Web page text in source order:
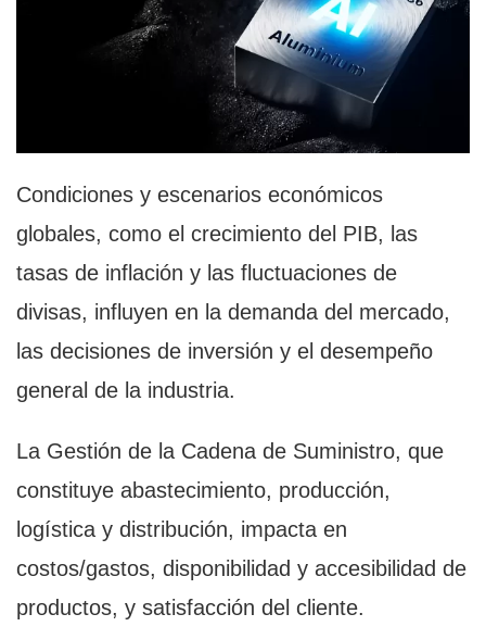
Condiciones y escenarios económicos
globales, como el crecimiento del PIB, las
tasas de inflación y las fluctuaciones de
divisas, influyen en la demanda del mercado,
las decisiones de inversión y el desempeño
general de la industria.
La Gestión de la Cadena de Suministro, que
constituye abastecimiento, producción,
logística y distribución, impacta en
costos/gastos, disponibilidad y accesibilidad de
productos, y satisfacción del cliente.